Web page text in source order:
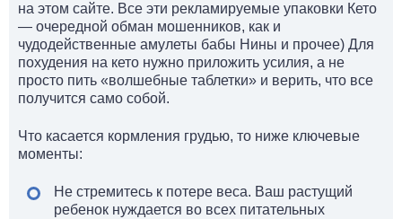
на этом сайте. Все эти рекламируемые упаковки Кето
— очередной обман мошенников, как и
чудодейственные амулеты бабы Нины и прочее) Для
похудения на кето нужно приложить усилия, а не
просто пить «волшебные таблетки» и верить, что все
получится само собой.
Что касается кормления грудью, то ниже ключевые
моменты:
Не стремитесь к потере веса. Ваш растущий
ребенок нуждается во всех питательных